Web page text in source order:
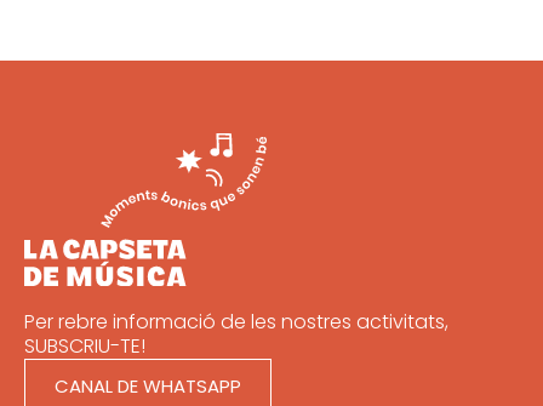
Per rebre informació de les nostres activitats,
SUBSCRIU-TE!
CANAL DE WHATSAPP